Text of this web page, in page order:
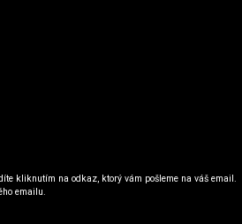
kliknutím na odkaz, ktorý vám pošleme na váš email.
emailu.